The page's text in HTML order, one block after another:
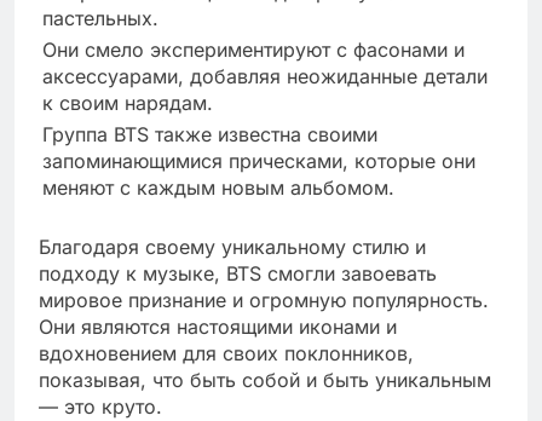
пастельных.
Они смело экспериментируют с фасонами и
аксессуарами, добавляя неожиданные детали
к своим нарядам.
Группа BTS также известна своими
запоминающимися прическами, которые они
меняют с каждым новым альбомом.
Благодаря своему уникальному стилю и
подходу к музыке, BTS смогли завоевать
мировое признание и огромную популярность.
Они являются настоящими иконами и
вдохновением для своих поклонников,
показывая, что быть собой и быть уникальным
— это круто.